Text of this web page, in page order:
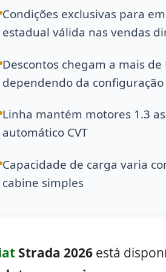
Condições exclusivas para
estadual válida nas vendas
Descontos chegam a mais
dependendo da configuração
Linha mantém motores 1.3
automático CVT
Capacidade de carga varia
cabine simples
Strada 2026está